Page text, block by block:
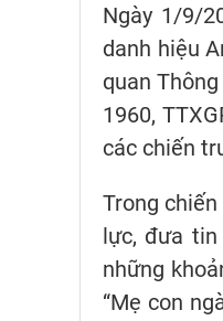
Ngày 1/9/
danh hiệu
quan
1960,
các chiến
Trong
lực, đưa
những
“Mẹ con